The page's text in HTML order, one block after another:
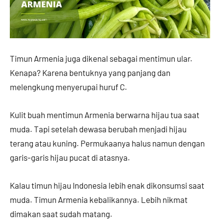
Timun Armenia juga dikenal sebagai mentimun ular.
Kenapa? Karena bentuknya yang panjang dan
melengkung menyerupai huruf C.
Kulit buah mentimun Armenia berwarna hijau tua saat
muda. Tapi setelah dewasa berubah menjadi hijau
terang atau kuning. Permukaanya halus namun dengan
garis-garis hijau pucat di atasnya.
Kalau timun hijau Indonesia lebih enak dikonsumsi saat
muda. Timun Armenia kebalikannya. Lebih nikmat
dimakan saat sudah matang.